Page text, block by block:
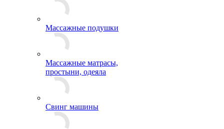
Массажные подушки
Массажные матрасы,
простыни, одеяла
Свинг машины